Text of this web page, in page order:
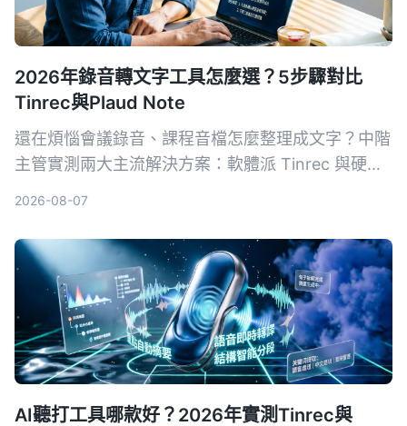
2026年錄音轉文字工具怎麼選？5步驟對比
Tinrec與Plaud Note
還在煩惱會議錄音、課程音檔怎麼整理成文字？中階
主管實測兩大主流解決方案：軟體派 Tinrec 與硬體
合職場需求的 AI 錄音轉文字工具。
2026-08-07
AI聽打工具哪款好？2026年實測Tinrec與